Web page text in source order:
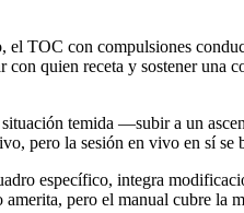
TOC con compulsiones
quien receta y sostener una
temida —subir a un
pero la sesión en vivo en sí se
específico, integra
pero el manual cubre la